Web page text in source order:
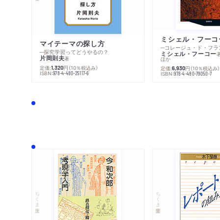
マイテーマの探し方
─探究学習ってどうやるの？
片岡則夫著
定価:1,320円 （10％税込み）
ISBN:978-4-480-25117-6
ミシェル・フーコー
ほか
定価:6,930円 （10％税込み）
ISBN:978-4-480-79050-7
ちくま文庫 ちくま学芸文庫